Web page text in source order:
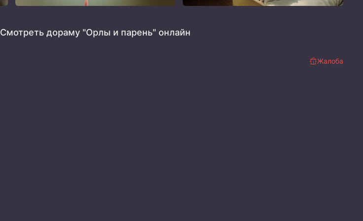
Смотреть дораму "Орлы и парень" онлайн
Жалоба